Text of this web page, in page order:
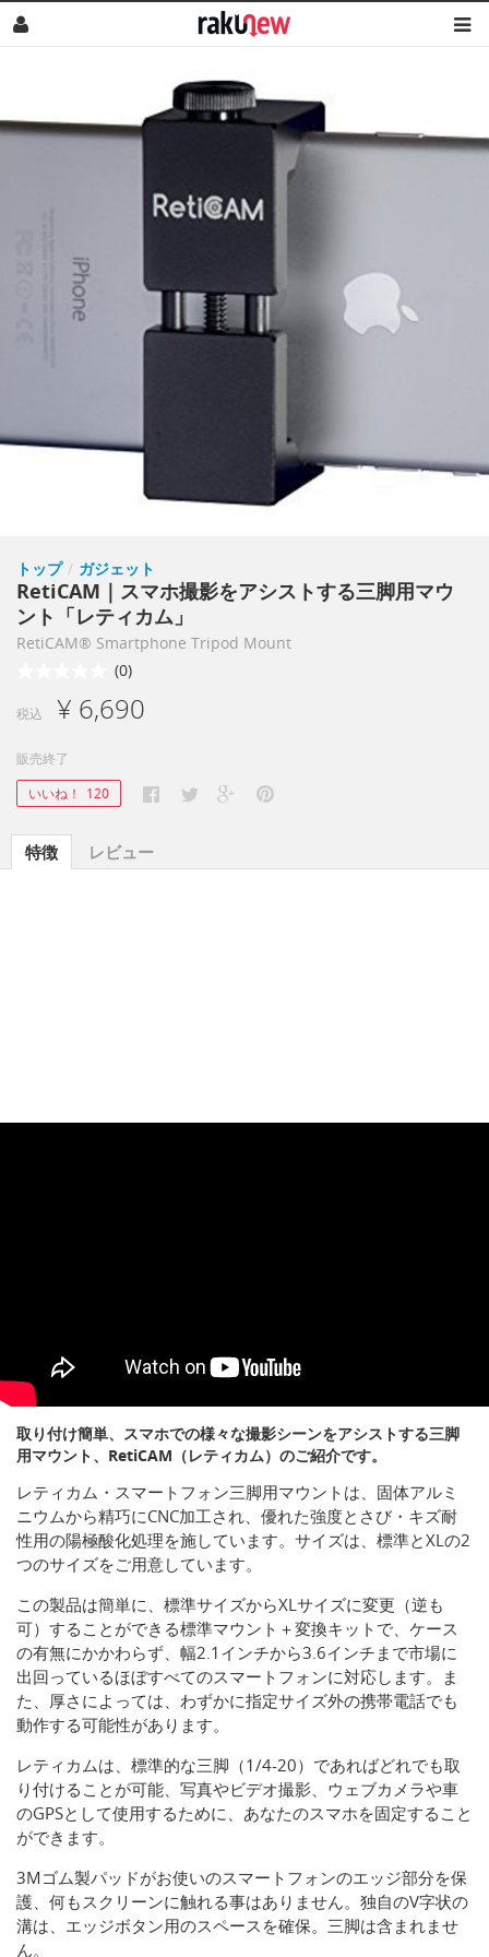
トップ / ガジェット
RetiCAM｜スマホ撮影をアシストする三脚用マウ
ント「レティカム」
RetiCAM® Smartphone Tripod Mount
(0)
税込 ¥ 6,690
販売終了
いいね！
120
特徴 レビュー
取り付け簡単、スマホでの様々な撮影シーンをアシストする三脚
用マウント、RetiCAM（レティカム）のご紹介です。
レティカム・スマートフォン三脚用マウントは、固体アルミ
ニウムから精巧にCNC加工され、優れた強度とさび・キズ耐
性用の陽極酸化処理を施しています。サイズは、標準とXLの2
つ​​のサイズをご用意しています。
この製品は簡単に、標準サイズからXLサイズに変更（逆も
可）することができる標準マウント＋変換キットで、ケース
の有無にかかわらず、幅2.1インチから3.6インチまで市場に
出回っているほぼすべてのスマートフォンに対応します。ま
た、厚さによっては、わずかに指定サイズ外の携帯電話でも
動作する可能性があります。
レティカムは、標準的な三脚（1/4-20）であればどれでも取
り付けることが可能、写真やビデオ撮影、ウェブカメラや車
のGPSとして使用するために、あなたのスマホを固定すること
ができます。
3Mゴム製パッドがお使いのスマートフォンのエッジ部分を保
護、何もスクリーンに触れる事はありません。独自のV字状の
溝は、エッジボタン用のスペースを確保。三脚は含まれませ
ん。